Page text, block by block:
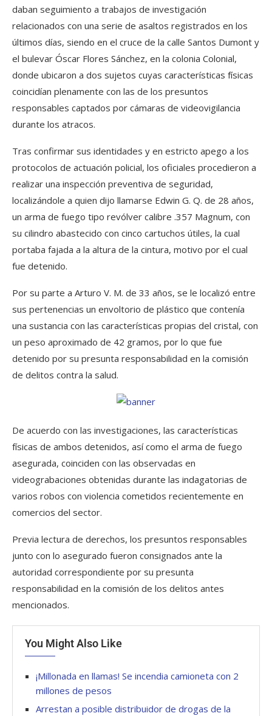
daban seguimiento a trabajos de investigación
relacionados con una serie de asaltos registrados en los
últimos días, siendo en el cruce de la calle Santos Dumont y
el bulevar Óscar Flores Sánchez, en la colonia Colonial,
donde ubicaron a dos sujetos cuyas características físicas
coincidían plenamente con las de los presuntos
responsables captados por cámaras de videovigilancia
durante los atracos.
Tras confirmar sus identidades y en estricto apego a los
protocolos de actuación policial, los oficiales procedieron a
realizar una inspección preventiva de seguridad,
localizándole a quien dijo llamarse Edwin G. Q. de 28 años,
un arma de fuego tipo revólver calibre .357 Magnum, con
su cilindro abastecido con cinco cartuchos útiles, la cual
portaba fajada a la altura de la cintura, motivo por el cual
fue detenido.
Por su parte a Arturo V. M. de 33 años, se le localizó entre
sus pertenencias un envoltorio de plástico que contenía
una sustancia con las características propias del cristal, con
un peso aproximado de 42 gramos, por lo que fue
detenido por su presunta responsabilidad en la comisión
de delitos contra la salud.
De acuerdo con las investigaciones, las características
físicas de ambos detenidos, así como el arma de fuego
asegurada, coinciden con las observadas en
videograbaciones obtenidas durante las indagatorias de
varios robos con violencia cometidos recientemente en
comercios del sector.
Previa lectura de derechos, los presuntos responsables
junto con lo asegurado fueron consignados ante la
autoridad correspondiente por su presunta
responsabilidad en la comisión de los delitos antes
mencionados.
You Might Also Like
¡Millonada en llamas! Se incendia camioneta con 2
millones de pesos
Arrestan a posible distribuidor de drogas de la